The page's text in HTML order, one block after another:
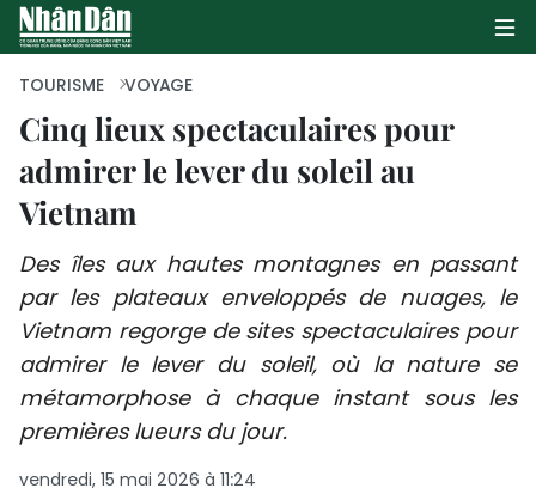
PAGE D'ACCUEIL
ÉCONOMIE
SOCIÉTÉ
CULTURE
TOURISME
TOURISME VOYAGE
Cinq lieux spectaculaires pour
admirer le lever du soleil au
Vietnam
Des îles aux hautes montagnes en passant
par les plateaux enveloppés de nuages, le
Vietnam regorge de sites spectaculaires pour
admirer le lever du soleil, où la nature se
métamorphose à chaque instant sous les
premières lueurs du jour.
vendredi, 15 mai 2026 à 11:24